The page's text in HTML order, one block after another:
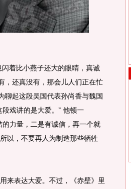
着比小燕子还大的眼睛，真诚
，还真没有，那会儿人们正在忙
聊起这段吴国代表孙尚香与魏国
戏讲的是大爱。” 他顿一
力量，二是有诚信，再一个就
以，不要再人为制造那些牺牲
表达大爱。不过，《赤壁》里